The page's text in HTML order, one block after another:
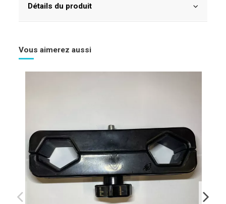
Détails du produit
Vous aimerez aussi